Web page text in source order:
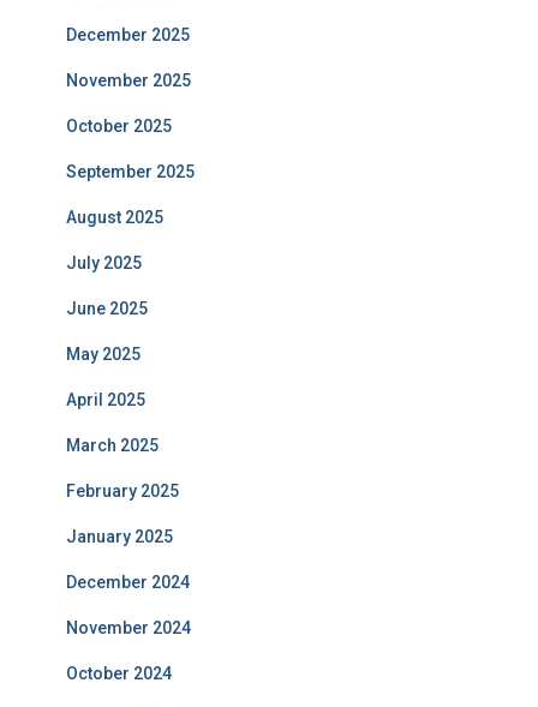
December 2025
November 2025
October 2025
September 2025
August 2025
July 2025
June 2025
May 2025
April 2025
March 2025
February 2025
January 2025
December 2024
November 2024
October 2024